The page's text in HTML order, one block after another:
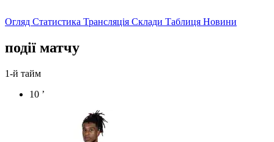
Огляд Статистика Трансляція Склади Таблиця Новини
події матчу
1-й тайм
10 ’